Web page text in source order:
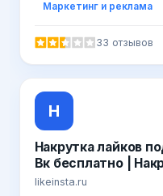
Маркетинг и реклама
33 отзывов
Н
Накрутка лайков
Вк бесплатно |
Вконтакте онлайн
likeinsta.ru